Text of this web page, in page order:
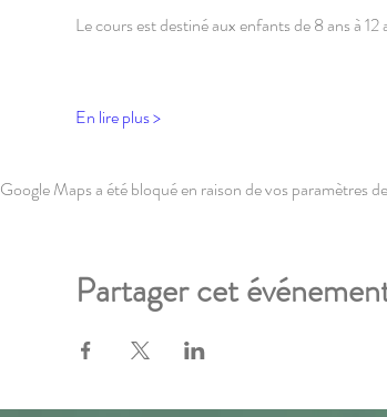
Le cours est destiné aux enfants de 8 ans à 12
En lire plus >
Google Maps a été bloqué en raison de vos paramètres
Partager cet